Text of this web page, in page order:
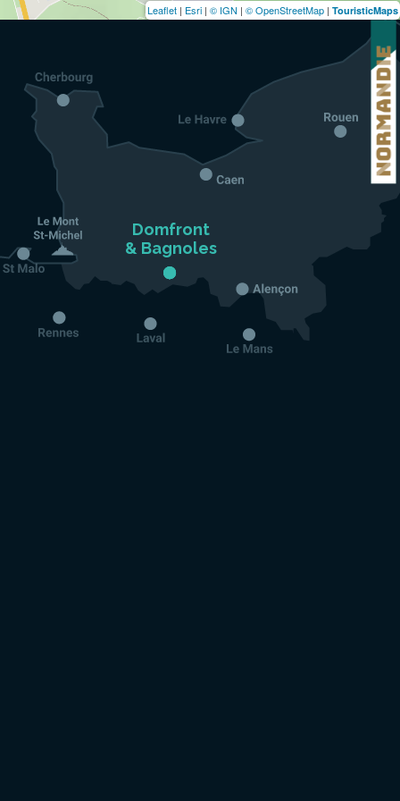
Leaflet | Esri | © IGN | © OpenStreetMap | TouristicMaps
Domfront
& Bagnoles